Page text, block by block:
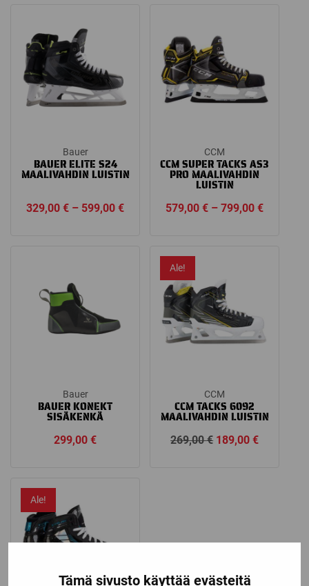
Tämä sivusto käyttää evästeitä
Bauer
BAUER ELITE S24
MAALIVAHDIN LUISTIN
329,00€ – 599,00€Price
through
CCM
CCM SUPER TACKS AS3
PRO MAALIVAHDIN
LUISTIN
579,00€ – 799,00€Price
Bauer
BAUER KONEKT
SISÄKENKÄ
299,00€
Ale!
CCM
CCM TACKS 6092
MAALIVAHDIN LUISTIN
269,00€ Alkuperäinen
189,00€Nykyinen
Ale!